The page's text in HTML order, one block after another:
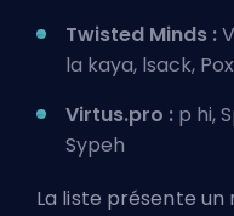
Twisted Minds :
la kaya, lsack,
Virtus.pro : p hi,
Sypeh
La liste présente